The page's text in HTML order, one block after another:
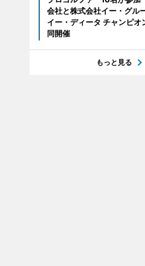
会社と株式会社イー・グル
イー・ディータ チャンピオ
同開催
もっと見る